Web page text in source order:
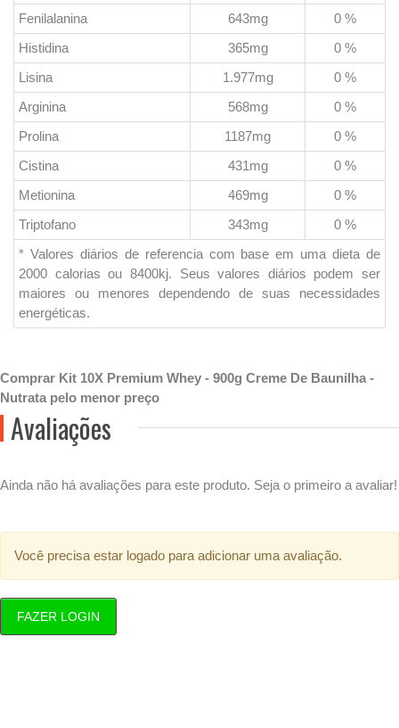
Fenilalanina
643mg
0 %
Histidina
365mg
0 %
Lisina
1.977mg
0 %
Arginina
568mg
0 %
Prolina
1187mg
0 %
Cistina
431mg
0 %
Metionina
469mg
0 %
Triptofano
343mg
0 %
* Valores diários de referencia com base em uma dieta de
2000 calorias ou 8400kj. Seus valores diários podem ser
maiores ou menores dependendo de suas necessidades
energéticas.
Comprar Kit 10X Premium Whey - 900g Creme De Baunilha -
Nutrata pelo menor preço
Avaliações
Ainda não há avaliações para este produto. Seja o primeiro a avaliar!
Você precisa estar logado para adicionar uma avaliação.
FAZER LOGIN